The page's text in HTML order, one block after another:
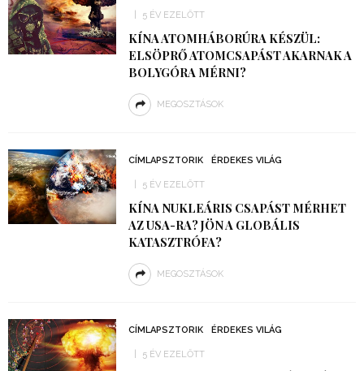
5 ÉV EZELŐTT
KÍNA ATOMHÁBORÚRA KÉSZÜL:
ELSÖPRŐ ATOMCSAPÁST AKARNAK A
BOLYGÓRA MÉRNI?
MEGOSZTÁSOK
CÍMLAPSZTORIK ÉRDEKES VILÁG
5 ÉV EZELŐTT
KÍNA NUKLEÁRIS CSAPÁST MÉRHET
AZ USA-RA? JÖN A GLOBÁLIS
KATASZTRÓFA?
MEGOSZTÁSOK
CÍMLAPSZTORIK ÉRDEKES VILÁG
5 ÉV EZELŐTT